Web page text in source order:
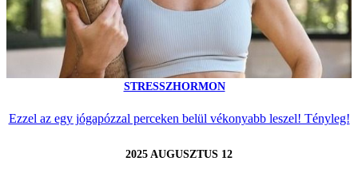
STRESSZHORMON
Ezzel az egy jógapózzal perceken belül vékonyabb leszel! Tényleg!
2025 AUGUSZTUS 12